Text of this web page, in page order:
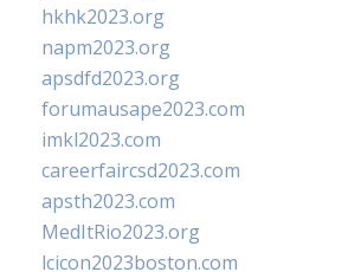
hkhk2023.org
napm2023.org
apsdfd2023.org
forumausape2023.com
imkl2023.com
careerfaircsd2023.com
apsth2023.com
MedItRio2023.org
lcicon2023boston.com